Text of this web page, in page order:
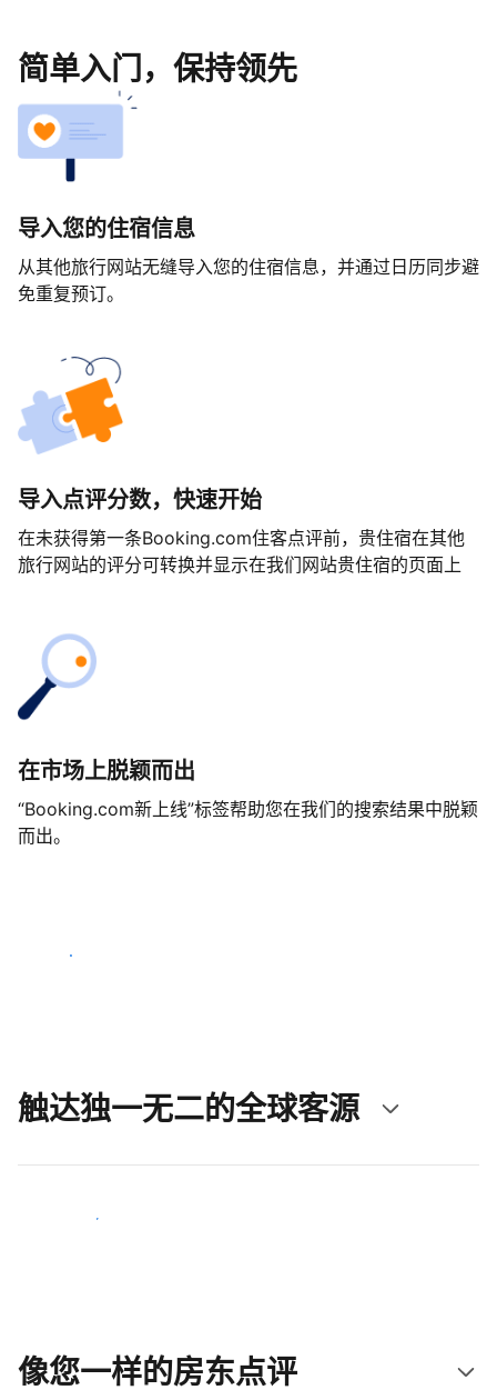
简单入门，保持领先
导入您的住宿信息
从其他旅行网站无缝导入您的住宿信息，并通过日历同步避
免重复预订。
导入点评分数，快速开始
在未获得第一条Booking.com住客点评前，贵住宿在其他
旅行网站的评分可转换并显示在我们网站贵住宿的页面上
在市场上脱颖而出
“Booking.com新上线”标签帮助您在我们的搜索结果中脱颖
而出。
马上开始
触达独一无二的全球客源
立即触达新客人
像您一样的房东点评